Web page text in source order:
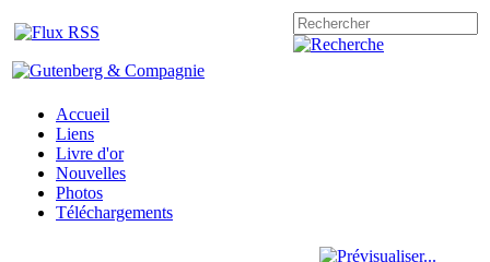
Accueil
Liens
Livre d'or
Nouvelles
Photos
Téléchargements